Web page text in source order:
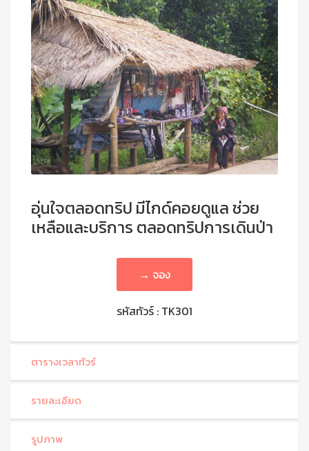
อุ่นใจตลอดทริป มีไกด์คอยดูแล ช่วย
เหลือและบริการ ตลอดทริปการเดินป่า
→ จอง
รหัสทัวร์ : TK301
ตารางเวลาทัวร์
รายละเอียด
รูปภาพ